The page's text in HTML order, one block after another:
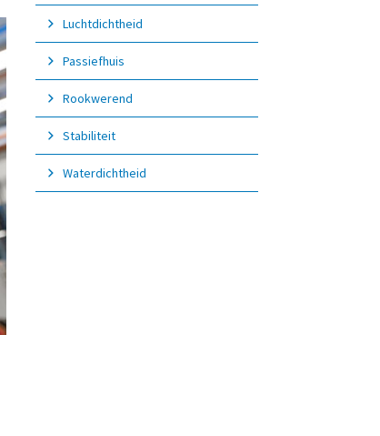
Luchtdichtheid
Passiefhuis
Rookwerend
Stabiliteit
Waterdichtheid